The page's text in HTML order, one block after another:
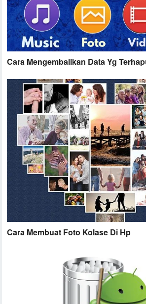
Cara Mengembalikan Data Yg
Cara Membuat Foto Kolase Di Hp